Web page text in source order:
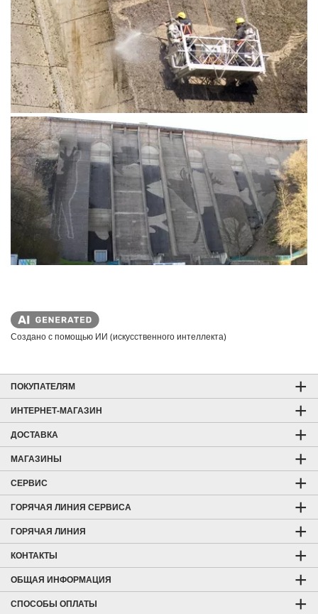
Создано с помощью ИИ (искусственного интеллекта)
ПОКУПАТЕЛЯМ
ИНТЕРНЕТ-МАГАЗИН
ДОСТАВКА
МАГАЗИНЫ
СЕРВИС
ГОРЯЧАЯ ЛИНИЯ СЕРВИСА
ГОРЯЧАЯ ЛИНИЯ
КОНТАКТЫ
ОБЩАЯ ИНФОРМАЦИЯ
СПОСОБЫ ОПЛАТЫ